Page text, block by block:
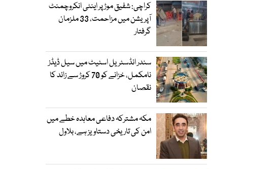
کراچی: شفیق موڑ پر اینٹی انکروچمنٹ
آپریشن میں مزاحمت، 33 ملزمان
گرفتار
سندر انڈسٹریل اسٹیٹ میں سیل ڈیڈز
نامکمل، خزانے کو 70 کروڑ سے زائد کا
نقصان
مکہ مشترکہ دفاعی معاہدہ خطے میں
امن کی تاریخی دستاویز ہے، بلاول